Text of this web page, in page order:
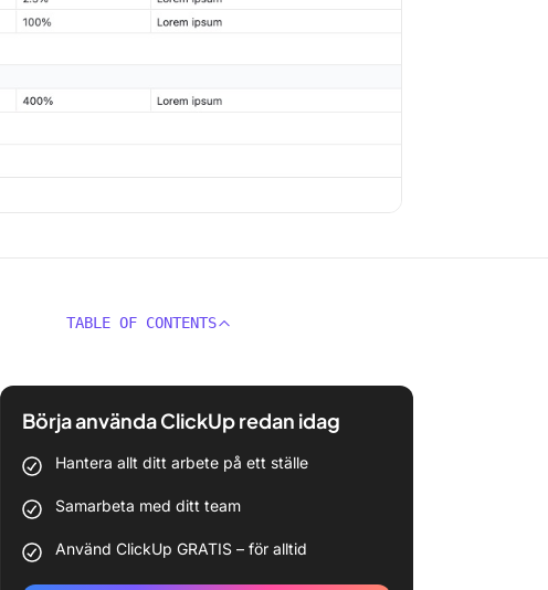
TABLE OF CONTENTS
Börja använda ClickUp redan idag
Hantera allt ditt arbete på ett ställe
Samarbeta med ditt team
Använd ClickUp GRATIS – för alltid